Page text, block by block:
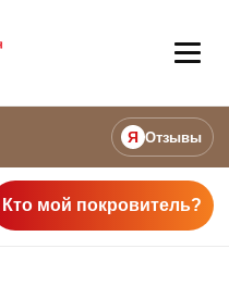
Я Отзывы
Кто мой покровитель?